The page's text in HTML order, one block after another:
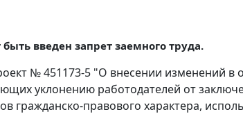
введен запрет заемного труда.
№ 451173-5 "О внесении изменений в
уклонению работодателей от
гражданско-правового характера,